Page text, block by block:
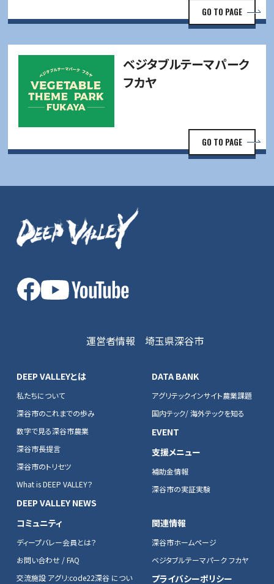
GO TO PAGE
ベジタブルテーマパーク
フカヤ
GO TO PAGE
運営者情報 埼玉県深谷市
DEEP VALLEYとは
私たちについて
深谷市のこれまでの歩み
数字で見る深谷市農業
深谷市長提言
深谷市のトリセツ
What is DEEP VALLEY？
DEEP VALLEY NEWS
DATA BANK
アグリテックインサイト農業課題
国内テック/ 海外テックを知る
EVENT
支援メニュー
補助金情報
深谷市の実証実験
コミュニティ
ディープバレー会員とは？
お問い合わせ / FAQ
交流施設 アグリ:code22深谷 につい
関連情報
深谷市ホームページ
ベジタブルテーマパーク フカヤ
プライバシーポリシー